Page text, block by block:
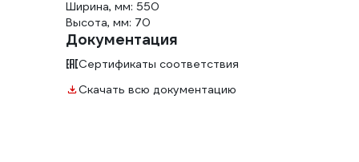
Ширина, мм: 550
Высота, мм: 70
Документация
Сертификаты соответствия
Скачать всю документацию